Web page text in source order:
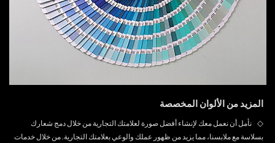
المزيد من الألوان المخصصة
◇
نأمل أن نعمل معك لإنشاء أفضل صورة لعلامتك التجارية من خلال دمج شعارك
بسلاسة مع ملابسنا، مما يزيد من ظهور عملك والوعي بعلامتك التجارية. من خلال خدمات